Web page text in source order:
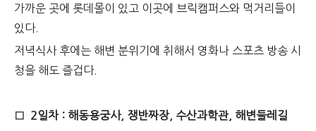
가까운 곳에 롯데몰이 있고 이곳에 브릭캠퍼스와 먹거리들이
있다.
저녁식사 후에는 해변 분위기에 취해서 영화나 스포츠 방송 시
청을 해도 즐겁다.
□ 2일차 : 해동용궁사, 쟁반짜장, 수산과학관, 해변둘레길